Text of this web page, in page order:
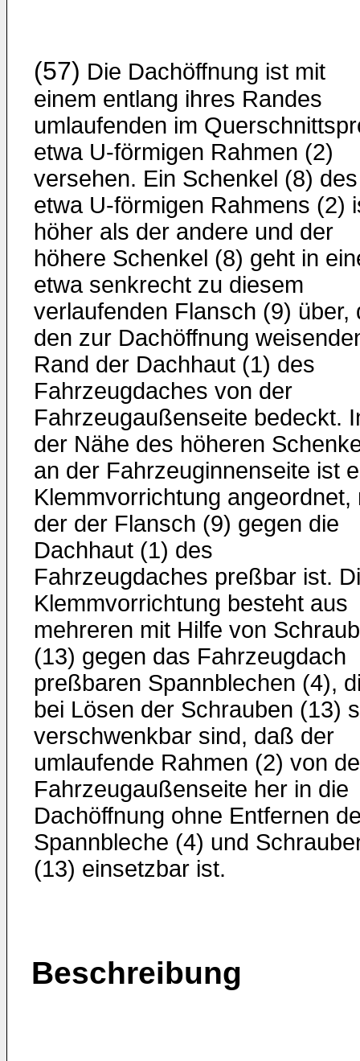
(57) Die Dachöffnung ist mit
einem entlang ihres Randes
umlaufenden im
etwa U-förmigen Rahmen (2)
versehen. Ein Schenkel (8) des
etwa U-förmigen Rahmens (2)
höher als der andere und der
höhere Schenkel (8) geht in
etwa senkrecht zu diesem
verlaufenden Flansch (9) über,
den zur Dachöffnung
Rand der Dachhaut (1) des
Fahrzeugdaches von der
Fahrzeugaußenseite bedeckt.
der Nähe des höheren
an der Fahrzeuginnenseite ist
Klemmvorrichtung angeordnet,
der der Flansch (9) gegen die
Dachhaut (1) des
Fahrzeugdaches preßbar ist.
Klemmvorrichtung besteht aus
mehreren mit Hilfe von
(13) gegen das Fahrzeugdach
preßbaren Spannblechen (4),
bei Lösen der Schrauben (13)
verschwenkbar sind, daß der
umlaufende Rahmen (2) von
Fahrzeugaußenseite her in die
Dachöffnung ohne Entfernen
Spannbleche (4) und
(13) einsetzbar ist.
Beschreibung